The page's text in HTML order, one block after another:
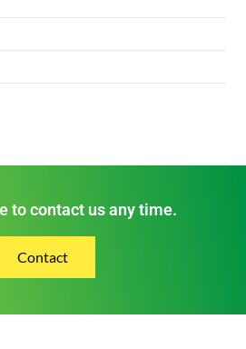
to contact us any time.
Contact